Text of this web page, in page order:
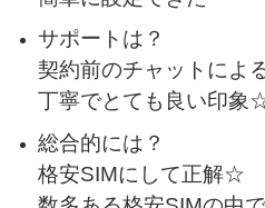
サポートは？
契約前のチャットによ
丁寧でとても良い印象
総合的には？
格安SIMにして正解☆